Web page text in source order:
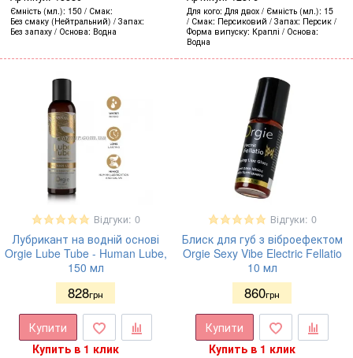
Ємність (мл.) 150
Смак
Без смаку (Нейтральний)
Запах
Без запаху
Основа Водна
Для кого Для двох Ємність (мл.) 15
Смак Персиковий Запах Персик
Форма випуску Краплі
Основа
Водна
Відгуки: 0
Лубрикант на водній основі
Orgie Lube Tube - Human Lube,
150 мл
828грн
Купити
Купить в 1 клик
Відгуки: 0
Блиск для губ з віброефектом
Orgie Sexy Vibe Electric Fellatio
10 мл
860грн
Купити
Купить в 1 клик